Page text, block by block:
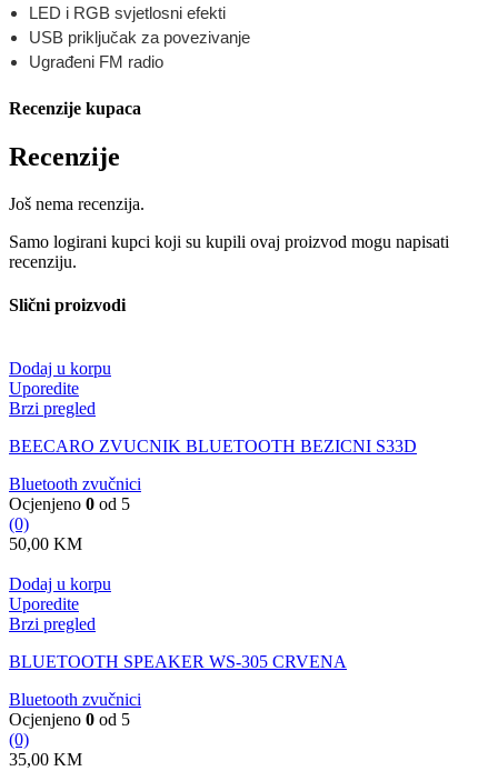
LED i RGB svjetlosni efekti
USB priključak za povezivanje
Ugrađeni FM radio
Recenzije kupaca
Recenzije
Još nema recenzija.
Samo logirani kupci koji su kupili ovaj proizvod mogu napisati
recenziju.
Slični proizvodi
Dodaj u korpu
Uporedite
Brzi pregled
BEECARO ZVUCNIK BLUETOOTH BEZICNI S33D
Bluetooth zvučnici
Ocjenjeno 0 od 5
(0)
50,00 KM
Dodaj u korpu
Uporedite
Brzi pregled
BLUETOOTH SPEAKER WS-305 CRVENA
Bluetooth zvučnici
Ocjenjeno 0 od 5
(0)
35,00 KM